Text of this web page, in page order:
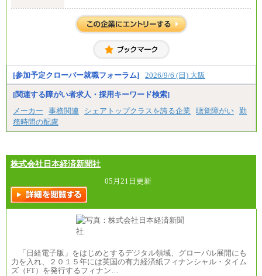
大学・高専卒（月給）275,000円
※試用期間中も給与に変更はございません。
[参加予定クローバー就職フォーラム] 2026/9/6 (日) 大阪
[関連する障がい者求人・採用キーワード検索]
メーカー
事務関連 シェアトップクラスを誇る企業 聴覚障がい 勤
務時間の配慮
株式会社日本経済新聞社
05月21日更新
「日経電子版」をはじめとするデジタル領域、グローバル展開にも
力を入れ、２０１５年には英国の有力経済紙フィナンシャル・タイム
ズ（FT）を発行するフィナン…